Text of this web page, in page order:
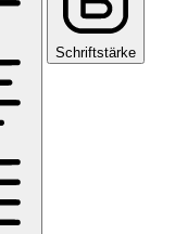
Schriftstärke